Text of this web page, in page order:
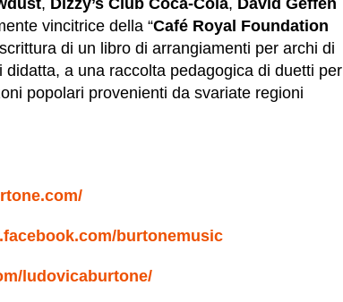
, Dizzy’s Club Coca-Cola, David Geffen
vincitrice della “Café Royal Foundation
di un libro di arrangiamenti per archi di
a una raccolta pedagogica di duetti per
popolari provenienti da svariate regioni
burtonemusic
ludovicaburtone/